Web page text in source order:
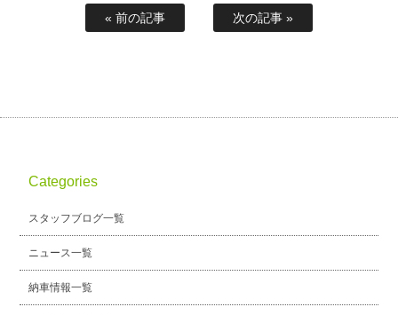
« 前の記事 次の記事 »
Categories
スタッフブログ一覧
ニュース一覧
納車情報一覧